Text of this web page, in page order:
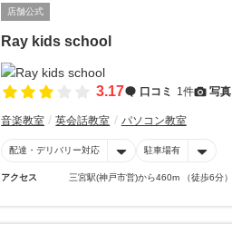
店舗公式
Ray kids school
3.17 口コミ 1件 写真
音楽教室 英会話教室 パソコン教室
配達・デリバリー対応 駐車場有
アクセス 三宮駅(神戸市営)から460m （徒歩6分）